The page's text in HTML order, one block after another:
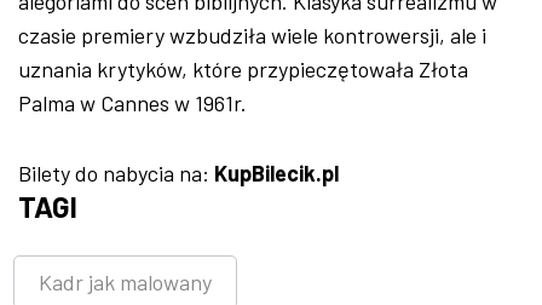
czasie premiery wzbudziła wiele kontrowersji, ale i
uznania krytyków, które przypieczętowała Złota
Palma w Cannes w 1961r.
Bilety do nabycia na: KupBilecik.pl
TAGI
Kadr jak malowany